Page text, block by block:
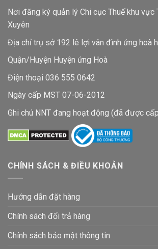
Nơi đăng ký quản lý Chi cục Thuế khu vực
Xuyên
Địa chỉ trụ sở 192 lê lợi vân đình ứng hoà
Quận/Huyện Huyện ứng Hoà
Điện thoại 036 555 0642
Ngày cấp MST 07-06-2012
Ghi chú NNT đang hoạt động (đã được
CHÍNH SÁCH & ĐIỀU KHOẢN
Hướng dẫn đặt hàng
Chính sách đổi trả hàng
Chính sách bảo mật thông tin